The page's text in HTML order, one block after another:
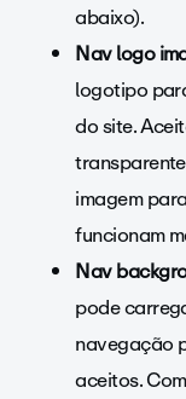
abaixo).
Nav logo
logotipo
do site.
imagem
funcionam
Nav
pode
navegação
aceitos.